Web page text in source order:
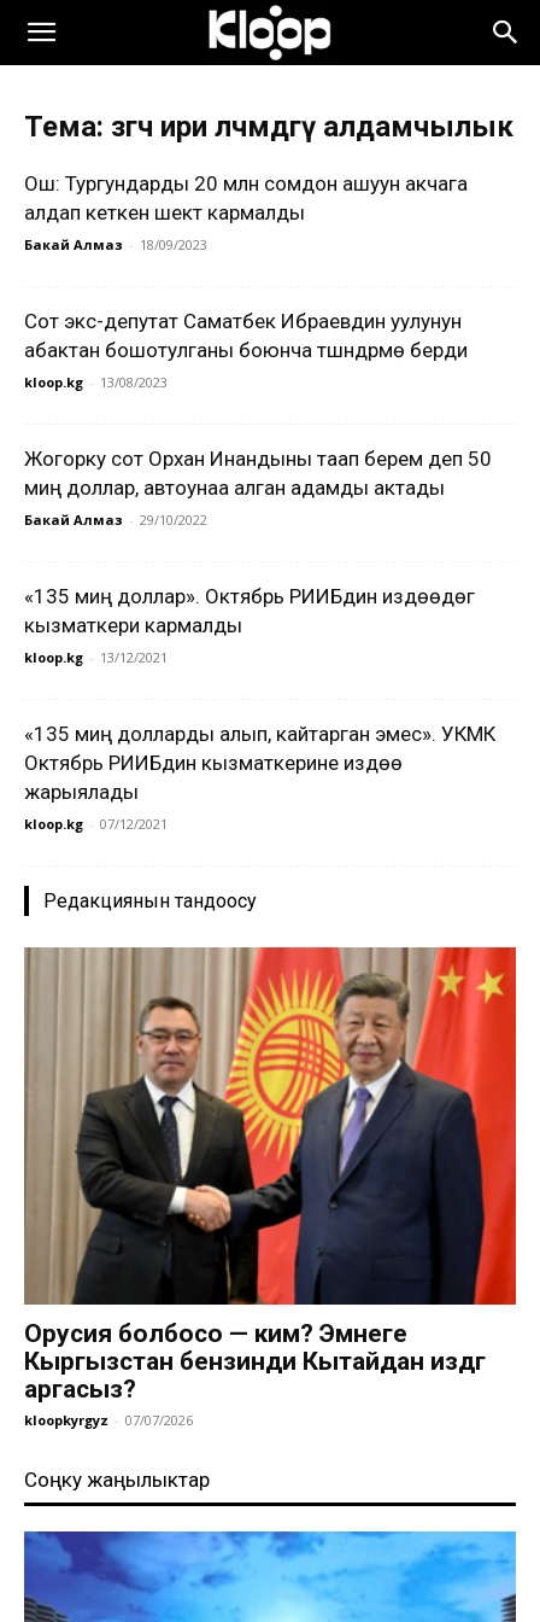
Тема: өзгөчө ири өлчөмдөгү алдамчылык
Ош: Тургундарды 20 млн сомдон ашуун акчага
алдап кеткен шектүү кармалды
Бакай Алмаз - 18/09/2023
Сот экс-депутат Саматбек Ибраевдин уулунун
абактан бошотулганы боюнча түшүндүрмө берди
kloop.kg - 13/08/2023
Жогорку сот Орхан Инандыны таап берем деп 50
миң доллар, автоунаа алган адамды актады
Бакай Алмаз - 29/10/2022
«135 миң доллар». Октябрь РИИБдин издөөдөгү
кызматкери кармалды
kloop.kg - 13/12/2021
«135 миң долларды алып, кайтарган эмес». УКМК
Октябрь РИИБдин кызматкерине издөө
жарыялады
kloop.kg - 07/12/2021
Редакциянын тандоосу
Орусия болбосо — ким? Эмнеге
Кыргызстан бензинди Кытайдан издөөгө
аргасыз?
kloopkyrgyz - 07/07/2026
Соңку жаңылыктар